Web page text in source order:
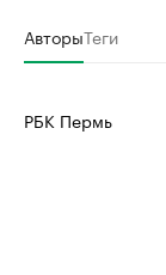
АвторыТеги
РБК Пермь